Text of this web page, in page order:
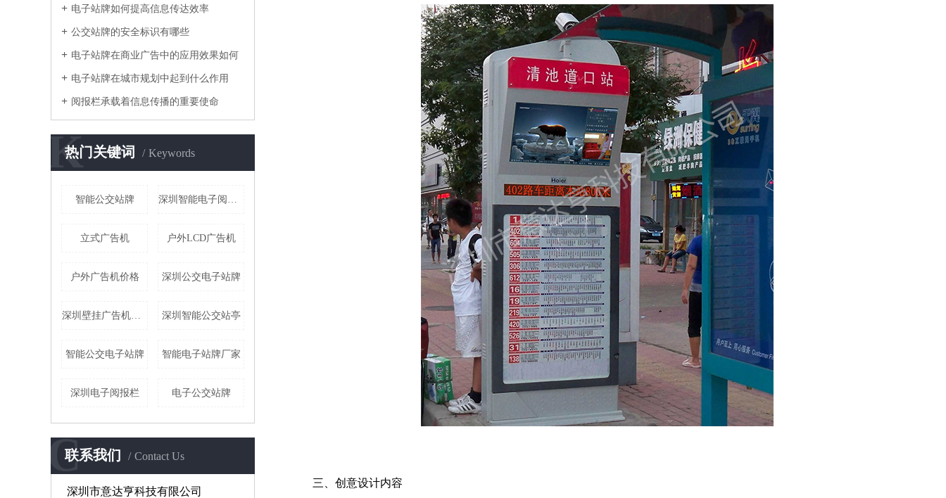
电子站牌如何提高信息传达效率
公交站牌的安全标识有哪些
电子站牌在商业广告中的应用效果如何
电子站牌在城市规划中起到什么作用
阅报栏承载着信息传播的重要使命
热门关键词 Keywords
K
智能公交站牌 深圳智能电子阅报栏
立式广告机 户外LCD广告机
户外广告机价格 深圳公交电子站牌
深圳壁挂广告机厂家 深圳智能公交站亭
智能公交电子站牌 智能电子站牌厂家
深圳电子阅报栏 电子公交站牌
联系我们 Contact Us
C
深圳市意达亨科技有限公司
三、创意设计内容